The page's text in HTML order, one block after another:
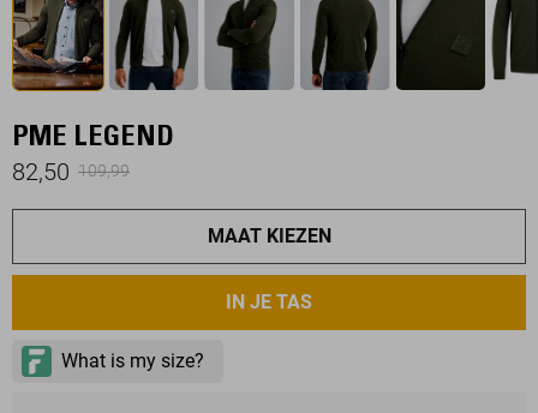
PME LEGEND
82,50 109,99
MAAT KIEZEN
IN JE TAS